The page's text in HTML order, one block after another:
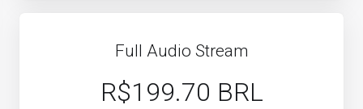
Full Audio Stream
R$199.70 BRL